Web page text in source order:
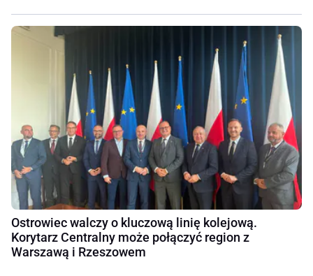
Ostrowiec walczy o kluczową linię kolejową.
Korytarz Centralny może połączyć region z
Warszawą i Rzeszowem